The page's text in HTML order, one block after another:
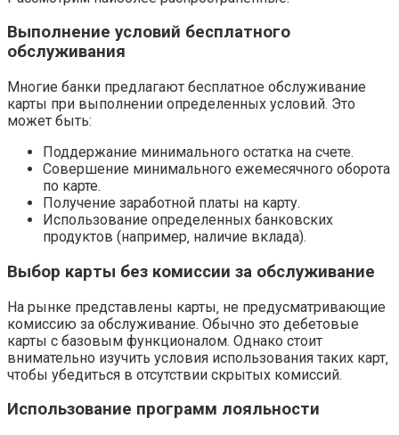
Выполнение условий бесплатного
обслуживания
Многие банки предлагают бесплатное обслуживание
карты при выполнении определенных условий. Это
может быть:
Поддержание минимального остатка на счете.
Совершение минимального ежемесячного оборота
по карте.
Получение заработной платы на карту.
Использование определенных банковских
продуктов (например‚ наличие вклада).
Выбор карты без комиссии за обслуживание
На рынке представлены карты‚ не предусматривающие
комиссию за обслуживание. Обычно это дебетовые
карты с базовым функционалом. Однако стоит
внимательно изучить условия использования таких карт‚
чтобы убедиться в отсутствии скрытых комиссий.
Использование программ лояльности